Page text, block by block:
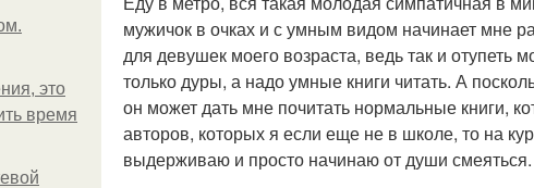
это
время
мужичок в очках и с умным видом начинает мне
для девушек моего возраста, ведь так и отупеть
только дуры, а надо умные книги читать. А
он может дать мне почитать нормальные книги,
авторов, которых я если еще не в школе, то на
выдерживаю и просто начинаю от души смеяться.